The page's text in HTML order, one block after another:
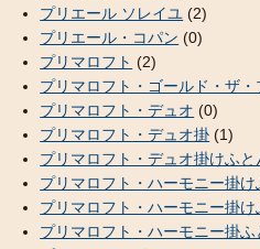
プリエール ソレイユ (2)
プリエール・コパン (0)
プリマロフト (2)
プリマロフト・ゴールド・ザ
プリマロフト・デュオ (0)
プリマロフト・デュオ掛 (1)
プリマロフト・デュオ掛けふと
プリマロフト・ハーモニー掛け
プリマロフト・ハーモニー掛
プリマロフト・ハーモニー掛ふ